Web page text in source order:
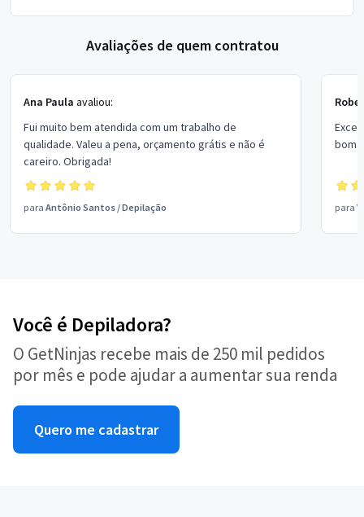
Avaliações de quem contratou
Ana Paula avaliou:
Fui muito bem atendida com um trabalho de
qualidade. Valeu a pena, orçamento grátis e não é
careiro. Obrigada!
para Antônio Santos /Depilação
bom
para
Você é Depiladora?
O GetNinjas recebe mais de 250 mil pedidos
por mês e pode ajudar a aumentar sua renda
Quero me cadastrar